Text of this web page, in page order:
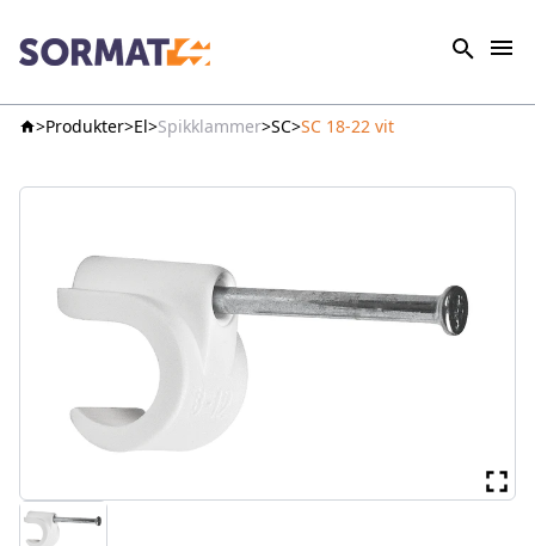
Produkter El Spikklammer SC SC 18-22 vit